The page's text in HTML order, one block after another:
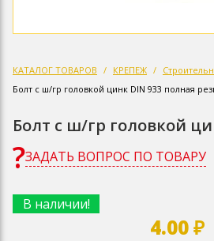
КАТАЛОГ ТОВАРОВ КРЕПЕЖ
Болт с ш/гр головкой цинк DIN 933 полная
Болт с ш/гр головкой
ЗАДАТЬ ВОПРОС ПО ТОВАРУ
В наличии!
4.00 ₽